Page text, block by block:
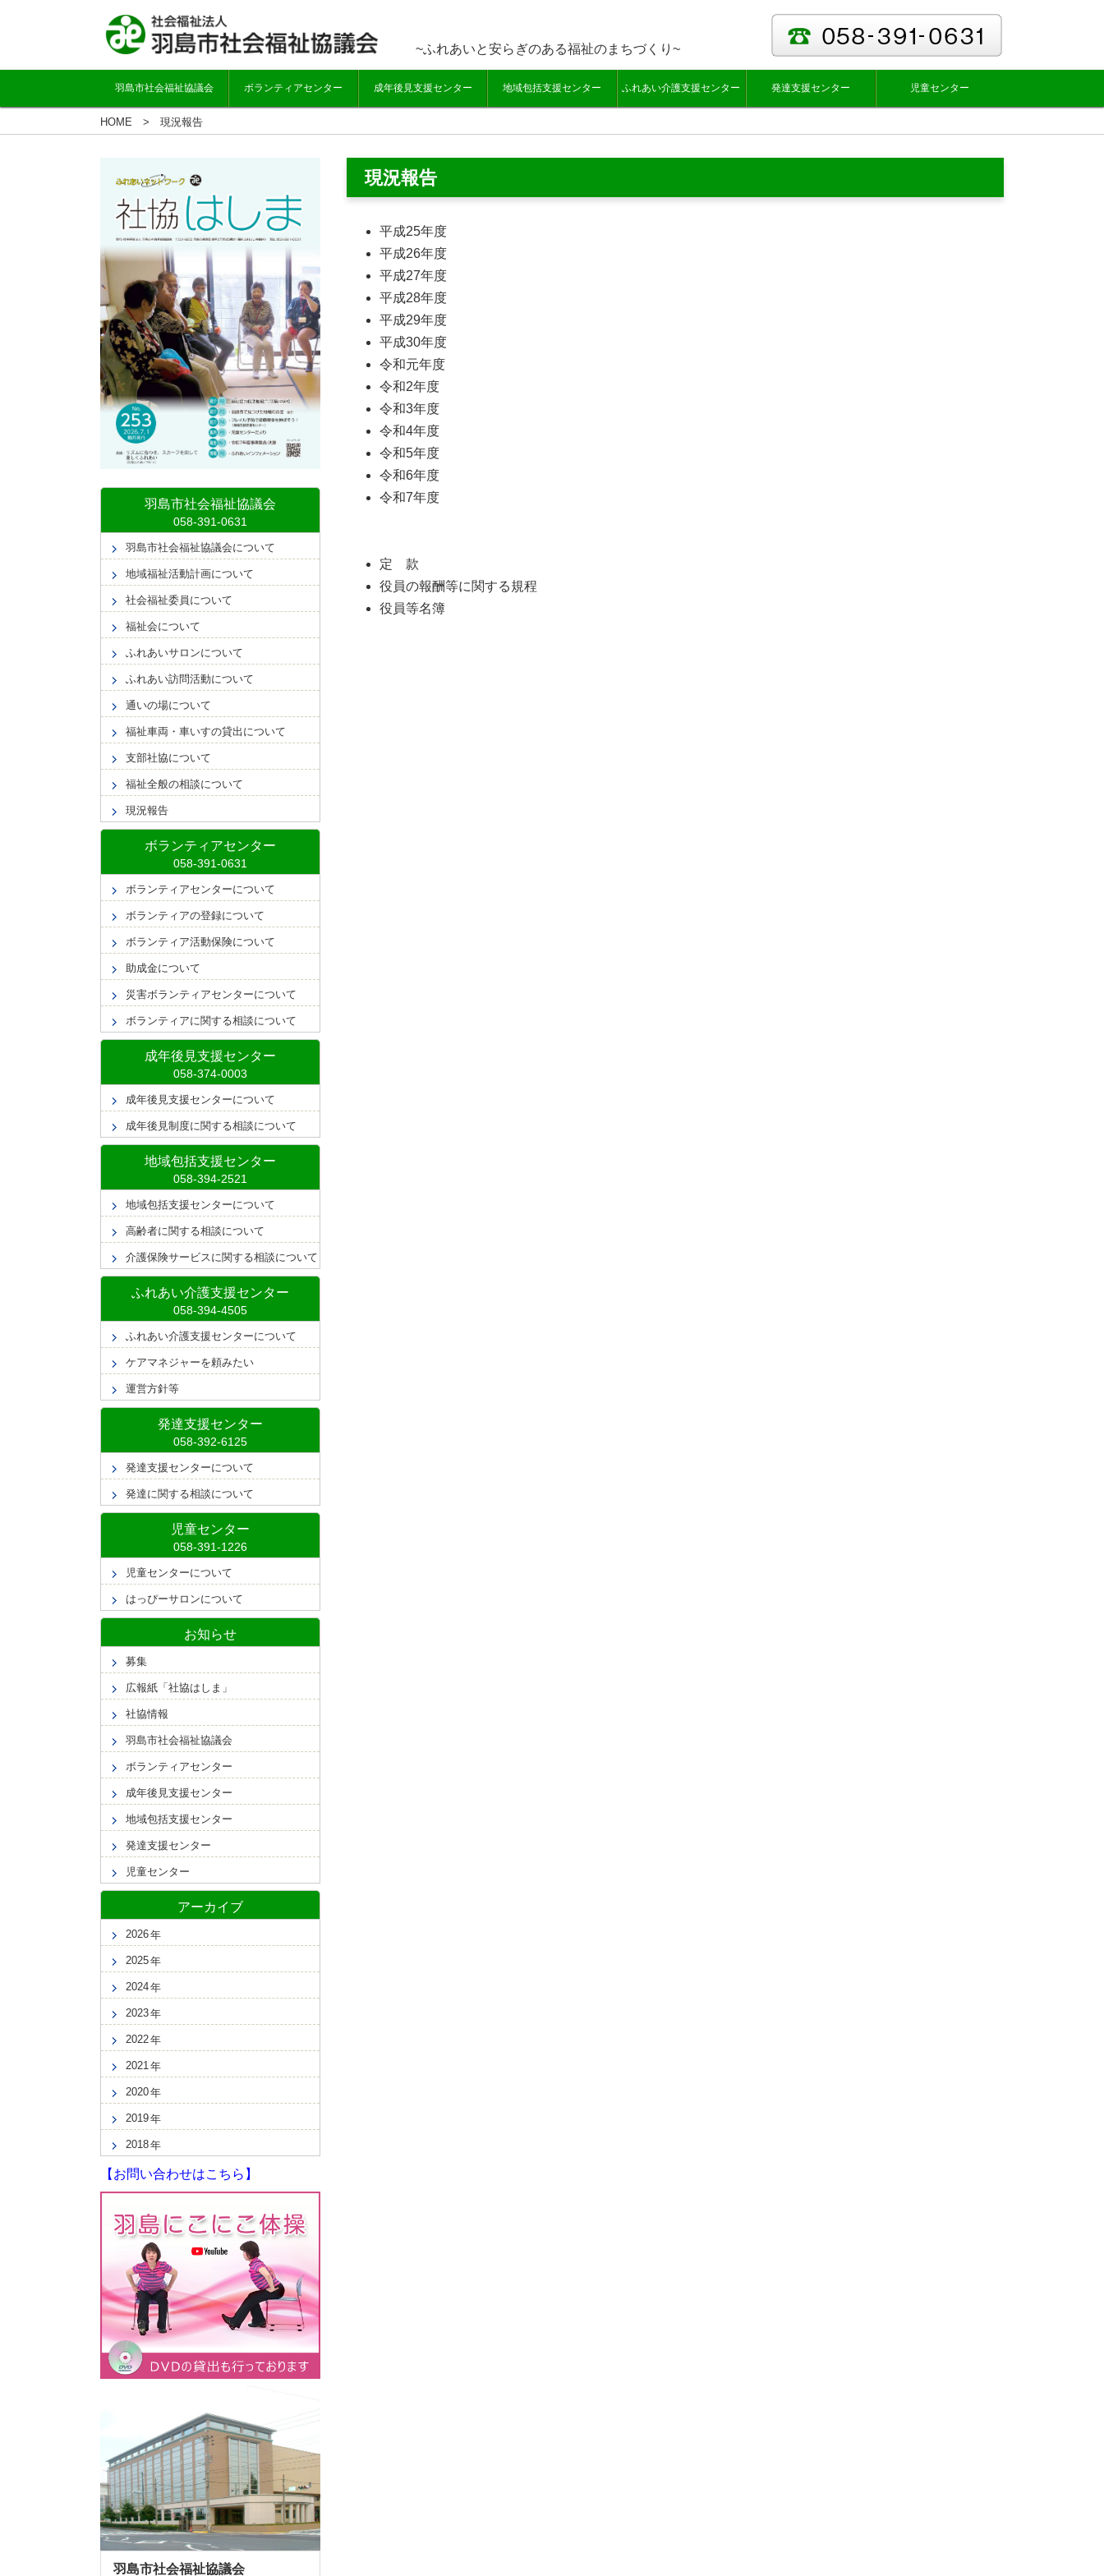
~ふれあいと安らぎのある福祉のまちづくり~
羽島市社会福祉協議会 ボランティアセンター 成年後見支援センター 地域包括支援センター ふれあい介護支援センター 発達支援センター 児童センター
HOME 現況報告
現況報告
平成25年度
平成26年度
平成27年度
平成28年度
平成29年度
平成30年度
令和元年度
令和2年度
令和3年度
令和4年度
令和5年度
令和6年度
令和7年度
定 款
役員の報酬等に関する規程
役員等名簿
羽島市社会福祉協議会
羽島市社会福祉協議会について
地域福祉活動計画について
社会福祉委員について
福祉会について
ふれあいサロンについて
ふれあい訪問活動について
通いの場について
福祉車両・車いすの貸出について
支部社協について
福祉全般の相談について
現況報告
ボランティアセンター
ボランティアセンターについて
ボランティアの登録について
ボランティア活動保険について
助成金について
災害ボランティアセンターについて
ボランティアに関する相談について
成年後見支援センター
成年後見支援センターについて
成年後見制度に関する相談について
地域包括支援センター
地域包括支援センターについて
高齢者に関する相談について
介護保険サービスに関する相談について
ふれあい介護支援センター
ふれあい介護支援センターについて
ケアマネジャーを頼みたい
運営方針等
発達支援センター
発達支援センターについて
発達に関する相談について
児童センター
児童センターについて
はっぴーサロンについて
お知らせ
募集
広報紙「社協はしま」
社協情報
羽島市社会福祉協議会
ボランティアセンター
成年後見支援センター
地域包括支援センター
発達支援センター
児童センター
アーカイブ
2026
2025
2024
2023
2022
2021
2020
2019
2018
【お問い合わせはこちら】
羽島市社会福祉協議会